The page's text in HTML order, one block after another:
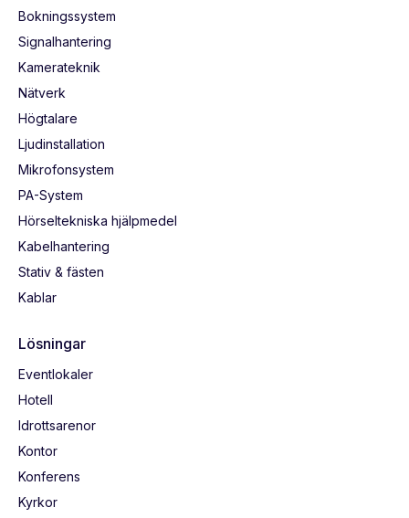
Bokningssystem
Signalhantering
Kamerateknik
Nätverk
Högtalare
Ljudinstallation
Mikrofonsystem
PA-System
Hörseltekniska hjälpmedel
Kabelhantering
Stativ & fästen
Kablar
Lösningar
Eventlokaler
Hotell
Idrottsarenor
Kontor
Konferens
Kyrkor